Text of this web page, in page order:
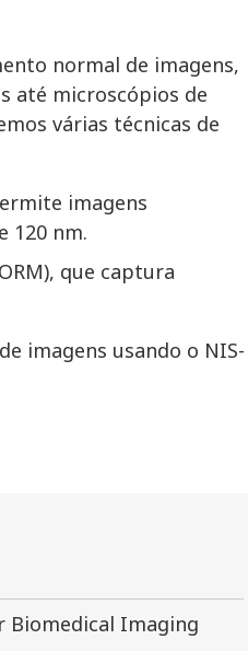
normal de imagens,
até microscópios de
várias técnicas de
imagens
120 nm.
que captura
imagens usando o NIS-
Biomedical Imaging